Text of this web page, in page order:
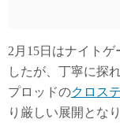
2月15日はナイト
したが、丁寧に探
プロッドのクロス
り厳しい展開とな